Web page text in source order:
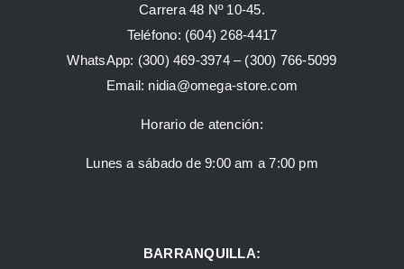
Carrera 48 Nº 10-45.
Teléfono: (604) 268-4417
WhatsApp: (300) 469-3974 – (300) 766-5099
Email: nidia@omega-store.com
Horario de atención:
Lunes a sábado de 9:00 am a 7:00 pm
BARRANQUILLA: